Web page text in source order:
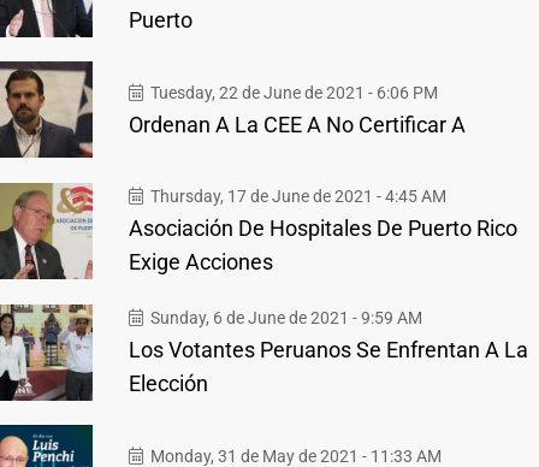
Puerto
Tuesday, 22 de June de 2021 - 6:06 PM
Ordenan A La CEE A No Certificar A
Thursday, 17 de June de 2021 - 4:45 AM
Asociación De Hospitales De Puerto Rico
Exige Acciones
Sunday, 6 de June de 2021 - 9:59 AM
Los Votantes Peruanos Se Enfrentan A La
Elección
Monday, 31 de May de 2021 - 11:33 AM